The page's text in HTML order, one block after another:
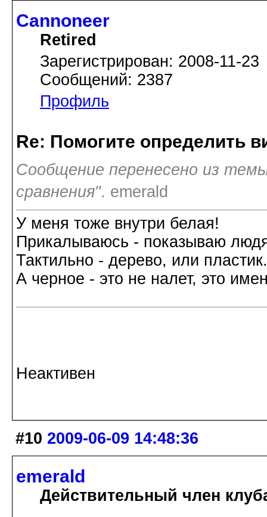
Cannoneer
Retired
Зарегистрирован: 2008-11-23
Сообщений: 2387
Профиль
Re: Помогите определить
Сообщение перенесено из
сравнения". emerald
У меня тоже внутри белая!
Прикалываюсь - показываю
Тактильно - дерево, или
А черное - это не налет, это
Неактивен
#10 2009-06-09 14:48:36
emerald
Действительный член